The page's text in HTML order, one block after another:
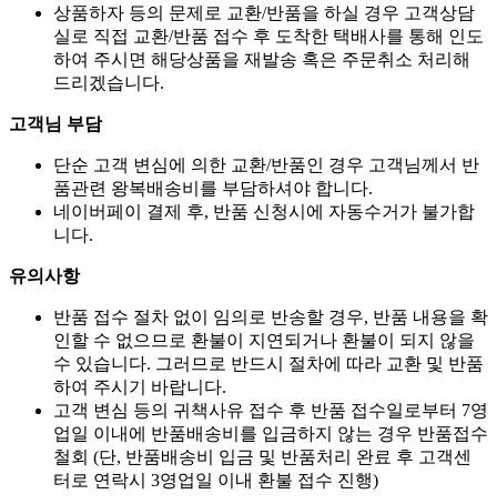
상품하자 등의 문제로 교환/반품을 하실 경우 고객상담
실로 직접 교환/반품 접수 후 도착한 택배사를 통해 인도
하여 주시면 해당상품을 재발송 혹은 주문취소 처리해
드리겠습니다.
고객님 부담
단순 고객 변심에 의한 교환/반품인 경우 고객님께서 반
품관련 왕복배송비를 부담하셔야 합니다.
네이버페이 결제 후, 반품 신청시에 자동수거가 불가합
니다.
유의사항
반품 접수 절차 없이 임의로 반송할 경우, 반품 내용을 확
인할 수 없으므로 환불이 지연되거나 환불이 되지 않을
수 있습니다. 그러므로 반드시 절차에 따라 교환 및 반품
하여 주시기 바랍니다.
고객 변심 등의 귀책사유 접수 후 반품 접수일로부터 7영
업일 이내에 반품배송비를 입금하지 않는 경우 반품접수
철회 (단, 반품배송비 입금 및 반품처리 완료 후 고객센
터로 연락시 3영업일 이내 환불 접수 진행)